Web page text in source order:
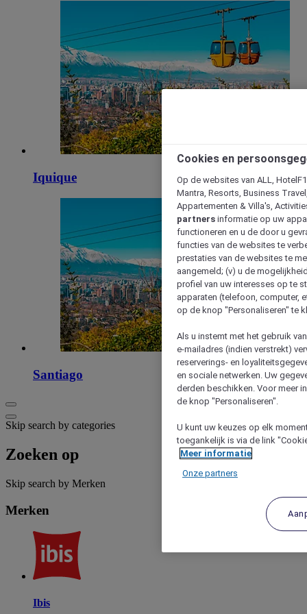
Iquique
Santiago
Skip search by categories
Zoeken op
Skip search by Merken
Merken
Ibis
Cookies en
Op de websites van ALL,
Mantra, Resorts, Business
Appartementen & Villa's,
partners informatie op uw
functioneren en u de door u
functies van de websites te
prestaties van de websites te
aangemeld; (v) u de
profiel van uw interesses op te
apparaten (telefoon, computer,
op de knop "Personaliseren" te
Als u instemt met het gebruik
e-mailadres (indien verstrekt)
reserverings- en
en sociale netwerken. Uw
derden beschikken. Voor meer
de knop "Personaliseren".
U kunt uw keuzes op elk
toegankelijk is via de link
Meer informatie
Onze partners